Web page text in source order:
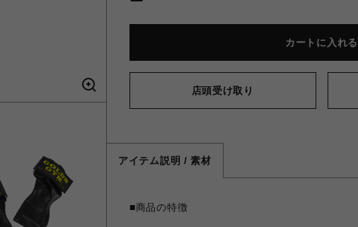
カートに入れる
店頭受け取り
アイテム説明 / 素材
■商品の特徴